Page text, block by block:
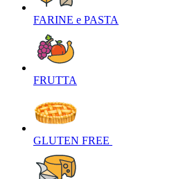
FARINE e PASTA‎
FRUTTA‎
GLUTEN FREE ‎